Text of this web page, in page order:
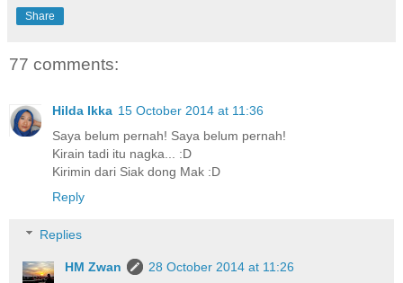
Share
77 comments:
Hilda Ikka 15 October 2014 at 11:36
Saya belum pernah! Saya belum pernah!
Kirain tadi itu nagka... :D
Kirimin dari Siak dong Mak :D
Reply
Replies
HM Zwan
28 October 2014 at 11:26